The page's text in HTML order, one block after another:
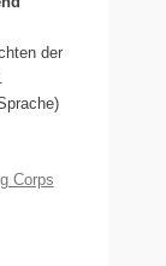
der
Corps